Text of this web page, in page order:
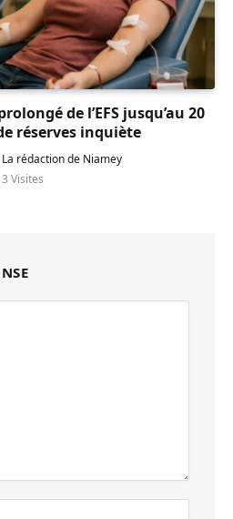
de l’EFS jusqu’au 20
réserves inquiète
La rédaction de Niamey
3 Visites